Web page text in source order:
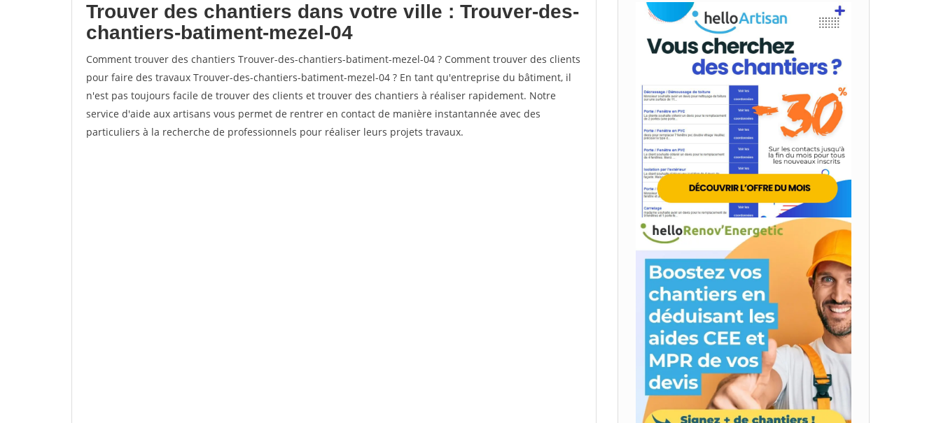
Trouver des chantiers dans votre ville : Trouver-des-
chantiers-batiment-mezel-04
Comment trouver des chantiers Trouver-des-chantiers-batiment-mezel-04 ? Comment trouver des clients
pour faire des travaux Trouver-des-chantiers-batiment-mezel-04 ? En tant qu'entreprise du bâtiment, il
n'est pas toujours facile de trouver des clients et trouver des chantiers à réaliser rapidement. Notre
service d'aide aux artisans vous permet de rentrer en contact de manière instantannée avec des
particuliers à la recherche de professionnels pour réaliser leurs projets travaux.